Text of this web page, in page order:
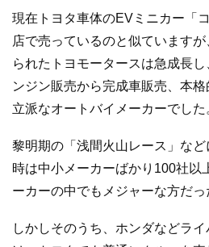
現在トヨタ車体のEVミニカー「
店で売っているのと似ています
られたトヨモータースは急成長
ンジン販売から完成車販売、本
立派なオートバイメーカーでした
黎明期の「浅間火山レース」な
時は中小メーカーばかり100社以
ーカーの中でもメジャーな方だっ
しかしそのうち、ホンダなどラ